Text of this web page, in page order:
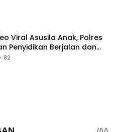
Viral Asusila Anak, Polres
Penyidikan Berjalan dan
82